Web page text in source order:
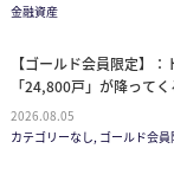
金融資産
【ゴールド会員限定】：
「24,800戸」が降って
20年で最大の引き渡しラ
イルが崩した“安全神話”
2026.08.05
カテゴリーなし, ゴールド会